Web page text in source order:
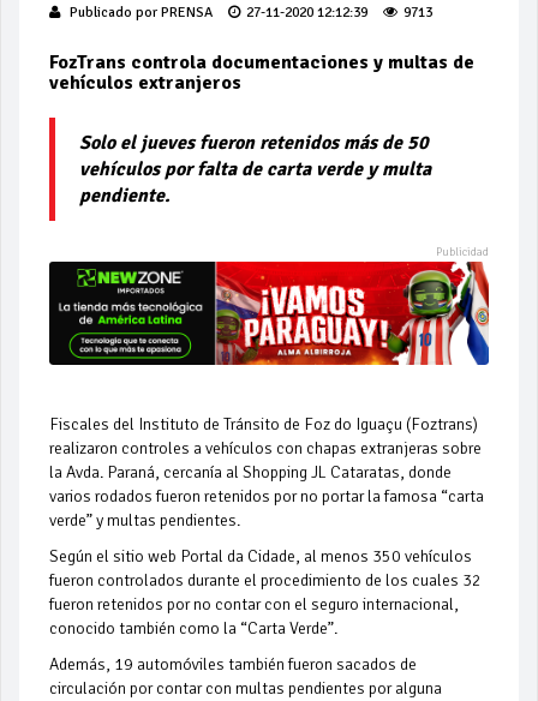
Publicado por PRENSA 27-11-2020 12:12:39 9713
FozTrans controla documentaciones y multas de
vehículos extranjeros
Solo el jueves fueron retenidos más de 50
vehículos por falta de carta verde y multa
pendiente.
Fiscales del Instituto de Tránsito de Foz do Iguaçu (Foztrans)
realizaron controles a vehículos con chapas extranjeras sobre
la Avda. Paraná, cercanía al Shopping JL Cataratas, donde
varios rodados fueron retenidos por no portar la famosa “carta
verde” y multas pendientes.
Según el sitio web Portal da Cidade, al menos 350 vehículos
fueron controlados durante el procedimiento de los cuales 32
fueron retenidos por no contar con el seguro internacional,
conocido también como la “Carta Verde”.
Además, 19 automóviles también fueron sacados de
circulación por contar con multas pendientes por alguna